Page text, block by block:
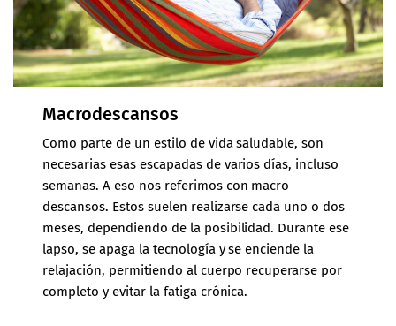
Macrodescansos
Como parte de un estilo de vida saludable, son
necesarias esas escapadas de varios días, incluso
semanas. A eso nos referimos con macro
descansos. Estos suelen realizarse cada uno o dos
meses, dependiendo de la posibilidad. Durante ese
lapso, se apaga la tecnología y se enciende la
relajación, permitiendo al cuerpo recuperarse por
completo y evitar la fatiga crónica.